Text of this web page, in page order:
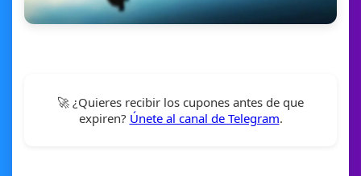
🚀 ¿Quieres recibir los cupones antes de que
expiren? Únete al canal de Telegram.